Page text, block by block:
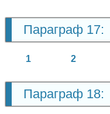
Параграф 17:
1 2
Параграф 18: